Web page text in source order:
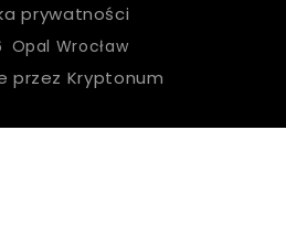
Opal Wrocław
przez Kryptonum
prywatności